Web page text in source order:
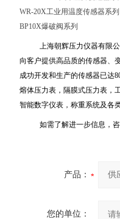
WR-20X工业用温度传感器系列
BP10X爆破阀系列
上海朝辉压力仪器有限
向客户提供高品质的传感器、
成功开发和生产的传感器已达
熔体压力表，隔膜式压力表，
智能数字仪表，称重系统及各
如需了解进一步信息，
产品：
您的单位：